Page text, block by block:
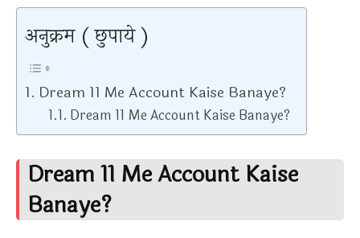
अनुक्रम ( छुपाये )
Dream 11 Me Account Kaise Banaye?
Dream 11 Me Account Kaise Banaye?
Dream 11 Me Account Kaise
Banaye?